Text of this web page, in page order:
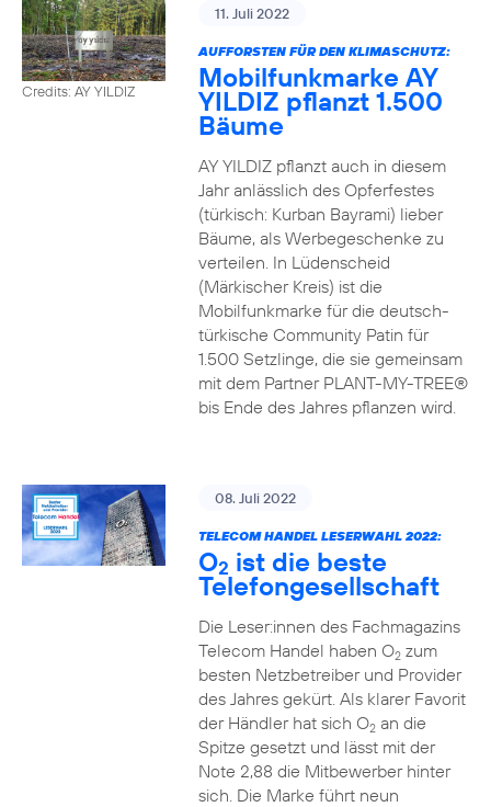
Credits: AY YILDIZ
11. Juli 2022
AUFFORSTEN FÜR DEN KLIMASCHUTZ:
Mobilfunkmarke AY
YILDIZ pflanzt 1.500
Bäume
AY YILDIZ pflanzt auch in diesem
Jahr anlässlich des Opferfestes
(türkisch: Kurban Bayrami) lieber
Bäume, als Werbegeschenke zu
verteilen. In Lüdenscheid
(Märkischer Kreis) ist die
Mobilfunkmarke für die deutsch-
türkische Community Patin für
1.500 Setzlinge, die sie gemeinsam
mit dem Partner PLANT-MY-TREE®
bis Ende des Jahres pflanzen wird.
08. Juli 2022
TELECOM HANDEL LESERWAHL 2022:
O2 ist die beste
Telefongesellschaft
Die Leser:innen des Fachmagazins
Telecom Handel haben O2zum
besten Netzbetreiber und Provider
des Jahres gekürt. Als klarer Favorit
der Händler hat sich O2an die
Spitze gesetzt und lässt mit der
Note 2,88 die Mitbewerber hinter
sich. Die Marke führt neun